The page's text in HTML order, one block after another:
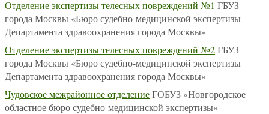
Отделение экспертизы телесных повреждений №1 ГБУЗ
города Москвы «Бюро судебно-медицинской экспертизы
Департамента здравоохранения города Москвы»
Отделение экспертизы телесных повреждений №2ГБУЗ
города Москвы «Бюро судебно-медицинской экспертизы
Департамента здравоохранения города Москвы»
Чудовское межрайонное отделениеГОБУЗ «Новгородское
областное бюро судебно-медицинской экспертизы»